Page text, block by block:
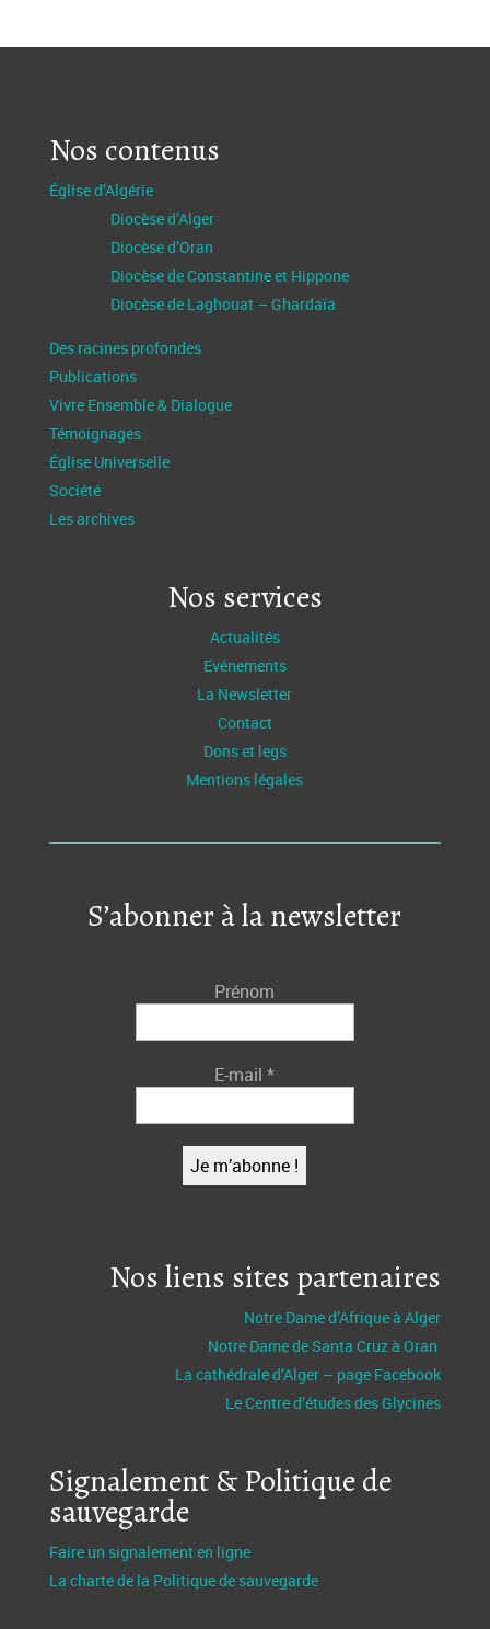
Nos contenus
Église d’Algérie
Diocèse d’Alger
Diocèse d’Oran
Diocèse de Constantine et Hippone
Diocèse de Laghouat – Ghardaïa
Des racines profondes
Publications
Vivre Ensemble & Dialogue
Témoignages
Église Universelle
Société
Les archives
Nos services
Actualités
Evénements
La Newsletter
Contact
Dons et legs
Mentions légales
S’abonner à la newsletter
Prénom
E-mail*
Nos liens sites partenaires
Notre Dame d’Afrique à Alger
Notre Dame de Santa Cruz à Oran
La cathédrale d’Alger – page Facebook
Le Centre d’études des Glycines
Signalement & Politique de
sauvegarde
Faire un signalement en ligne
La charte de la Politique de sauvegarde